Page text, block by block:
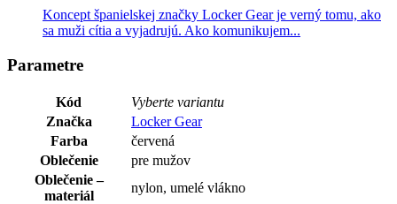
Koncept španielskej značky Locker Gear je verný tomu, ako
sa muži cítia a vyjadrujú. Ako komunikujem...
Parametre
Kód
Vyberte variantu
Značka
Locker Gear
Farba
červená
Oblečenie
pre mužov
Oblečenie –
materiál
nylon, umelé vlákno